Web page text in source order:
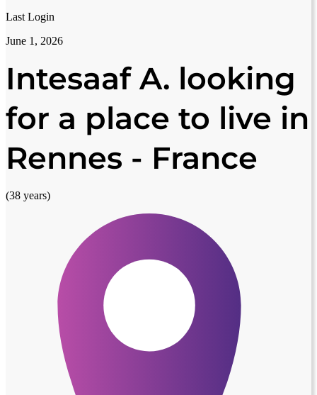
Last Login
June 1, 2026
Intesaaf A. looking
for a place to live in
Rennes - France
(38 years)